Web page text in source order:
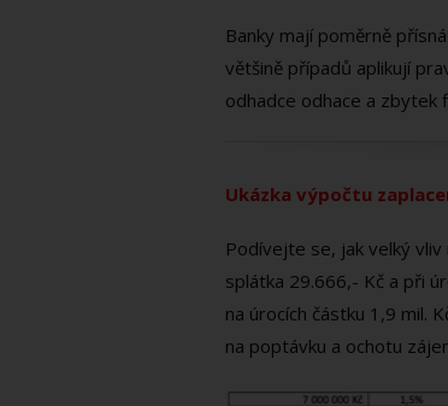
Banky mají poměrně
většině případů aplikují
odhadce odhace a zbytek
Ukázka výpočtu
Podívejte se, jak velký
splátka 29.666,- Kč a při
na úrocích částku 1,9 mil.
na poptávku a ochotu